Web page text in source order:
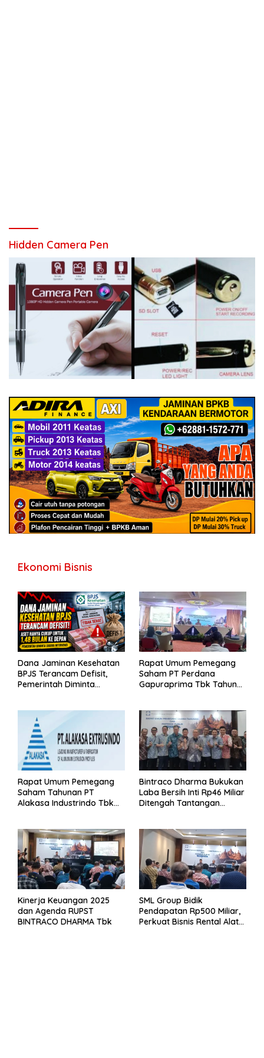
Hidden Camera Pen
Ekonomi Bisnis
Dana Jaminan Kesehatan
BPJS Terancam Defisit,
Pemerintah Diminta
Rapat Umum Pemegang
Saham PT Perdana
Gapuraprima Tbk Tahun
Rapat Umum Pemegang
Saham Tahunan PT
Alakasa Industrindo Tbk
Bintraco Dharma Bukukan
Laba Bersih Inti Rp46 Miliar
Ditengah Tantangan
Kinerja Keuangan 2025
dan Agenda RUPST
BINTRACO DHARMA Tbk
SML Group Bidik
Pendapatan Rp500 Miliar,
Perkuat Bisnis Rental Alat